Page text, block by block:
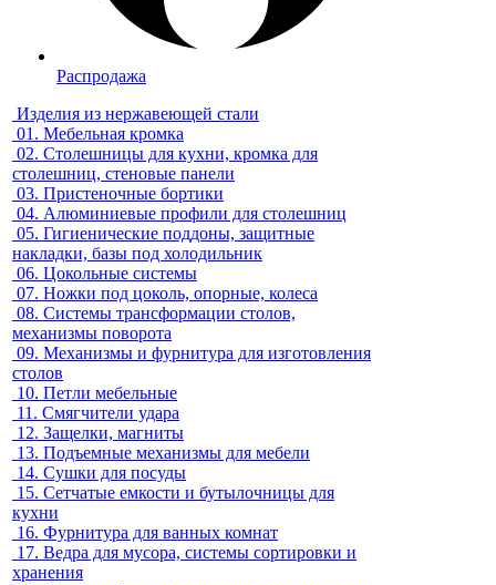
Распродажа
Изделия из нержавеющей стали
01. Мебельная кромка
02. Столешницы для кухни, кромка для
столешниц, стеновые панели
03. Пристеночные бортики
04. Алюминиевые профили для столешниц
05. Гигиенические поддоны, защитные
накладки, базы под холодильник
06. Цокольные системы
07. Ножки под цоколь, опорные, колеса
08. Системы трансформации столов,
механизмы поворота
09. Механизмы и фурнитура для изготовления
столов
10. Петли мебельные
11. Смягчители удара
12. Защелки, магниты
13. Подъемные механизмы для мебели
14. Сушки для посуды
15. Сетчатые емкости и бутылочницы для
кухни
16. Фурнитура для ванных комнат
17. Ведра для мусора, системы сортировки и
хранения